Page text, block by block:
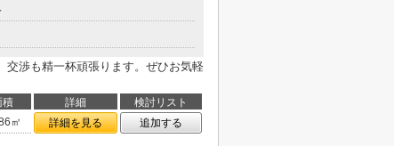
交渉も精一杯頑張ります。ぜひお気軽
積 詳細
検討リスト
㎡ 詳細を見る 追加する